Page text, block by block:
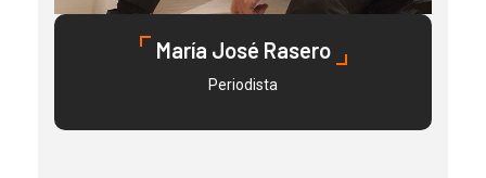
María José Rasero
Periodista